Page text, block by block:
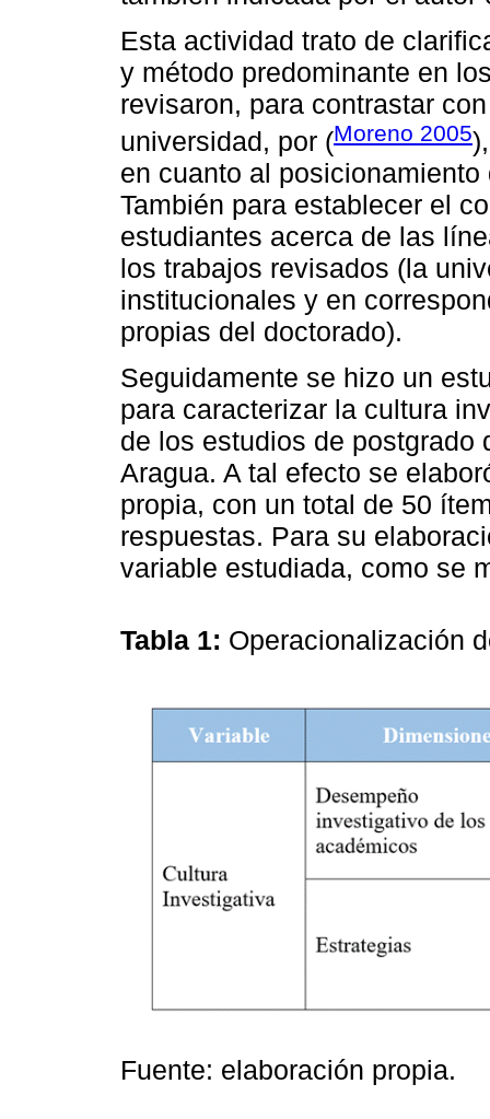
Esta actividad trato de
y método predominante en
revisaron, para contrastar
universidad, por (Moreno 2005
en cuanto al
También para establecer el
estudiantes acerca de las
los trabajos revisados (la
institucionales y en
propias del doctorado).
Seguidamente se hizo un
para caracterizar la cultura
de los estudios de postgrado
Aragua. A tal efecto se
propia, con un total de 50
respuestas. Para su
variable estudiada, como se
Tabla 1: Operacionalización
Fuente: elaboración propia.